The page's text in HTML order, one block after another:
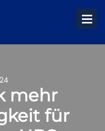
mehr
für